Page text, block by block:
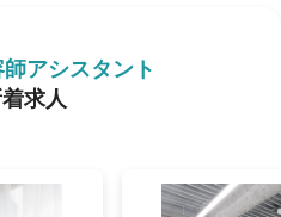
師アシスタント
求人